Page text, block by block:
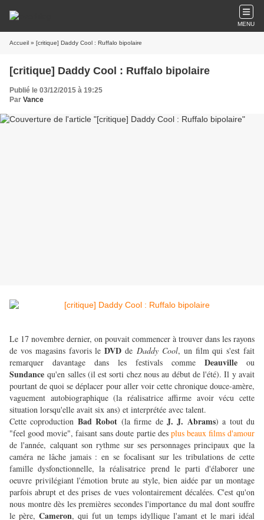
MENU
Accueil » [critique] Daddy Cool : Ruffalo bipolaire
[critique] Daddy Cool : Ruffalo bipolaire
Publié le 03/12/2015 à 19:25
Par Vance
Le 17 novembre dernier, on pouvait commencer à trouver dans les rayons
de vos magasins favoris leDVDde Daddy Cool, un film qui s'est fait
remarquer davantage dans les festivals comme Deauville ou
Sundancequ'en salles (il est sorti chez nous au début de l'été). Il y avait
pourtant de quoi se déplacer pour aller voir cette chronique douce-amère,
vaguement autobiographique (la réalisatrice affirme avoir vécu cette
situation lorsqu'elle avait six ans) et interprétée avec talent.
Cette coproduction Bad Robot (la firme deJ. J. Abrams) a tout du
"feel good movie", faisant sans doute partie des plus beaux films d'amour
de l'année, calquant son rythme sur ses personnages principaux que la
caméra ne lâche jamais : en se focalisant sur les tribulations de cette
famille dysfonctionnelle, la réalisatrice prend le parti d'élaborer une
oeuvre privilégiant l'émotion brute au style, bien aidée par un montage
parfois abrupt et des prises de vues volontairement décalées. C'est qu'on
nous montre dès les premières secondes l'importance du mal dont souffre
le père,Cameron, qui fut un temps idyllique l'amant et le mari idéal